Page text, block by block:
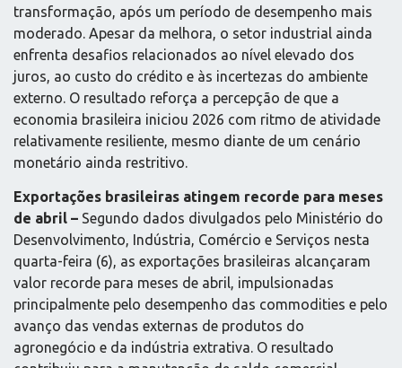
transformação, após um período de desempenho mais
moderado. Apesar da melhora, o setor industrial ainda
enfrenta desafios relacionados ao nível elevado dos
juros, ao custo do crédito e às incertezas do ambiente
externo. O resultado reforça a percepção de que a
economia brasileira iniciou 2026 com ritmo de atividade
relativamente resiliente, mesmo diante de um cenário
monetário ainda restritivo.
Exportações brasileiras atingem recorde para meses
de abril – Segundo dados divulgados pelo Ministério do
Desenvolvimento, Indústria, Comércio e Serviços nesta
quarta-feira (6), as exportações brasileiras alcançaram
valor recorde para meses de abril, impulsionadas
principalmente pelo desempenho das commodities e pelo
avanço das vendas externas de produtos do
agronegócio e da indústria extrativa. O resultado